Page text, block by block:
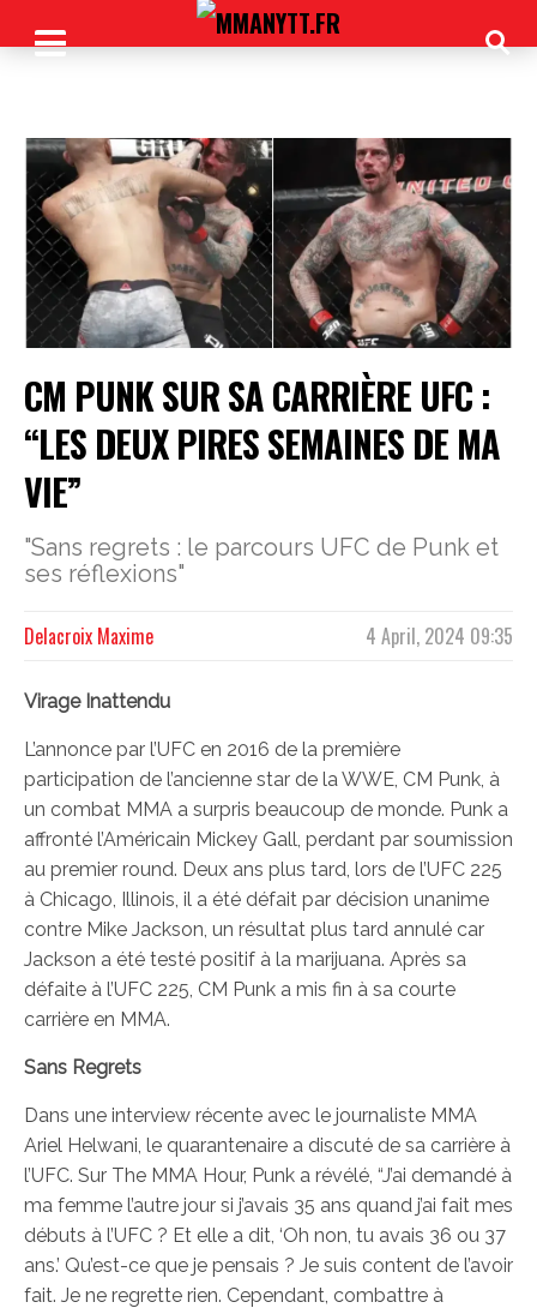
CM PUNK SUR SA CARRIÈRE UFC :
“LES DEUX PIRES SEMAINES DE MA
VIE”
"Sans regrets : le parcours UFC de Punk et
ses réflexions"
4 April, 2024 09:35
Delacroix Maxime
Virage Inattendu
L’annonce par l’UFC en 2016 de la première
participation de l’ancienne star de la WWE, CM Punk, à
un combat MMA a surpris beaucoup de monde. Punk a
affronté l’Américain Mickey Gall, perdant par soumission
au premier round. Deux ans plus tard, lors de l’UFC 225
à Chicago, Illinois, il a été défait par décision unanime
contre Mike Jackson, un résultat plus tard annulé car
Jackson a été testé positif à la marijuana. Après sa
défaite à l’UFC 225, CM Punk a mis fin à sa courte
carrière en MMA.
Sans Regrets
Dans une interview récente avec le journaliste MMA
Ariel Helwani, le quarantenaire a discuté de sa carrière à
l’UFC. Sur The MMA Hour, Punk a révélé, “J’ai demandé à
ma femme l’autre jour si j’avais 35 ans quand j’ai fait mes
débuts à l’UFC ? Et elle a dit, ‘Oh non, tu avais 36 ou 37
ans.’ Qu’est-ce que je pensais ? Je suis content de l’avoir
fait. Je ne regrette rien. Cependant, combattre à